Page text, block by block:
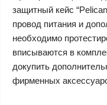
защитный кейс
провод питания и
необходимо
вписываются в
докупить
фирменных